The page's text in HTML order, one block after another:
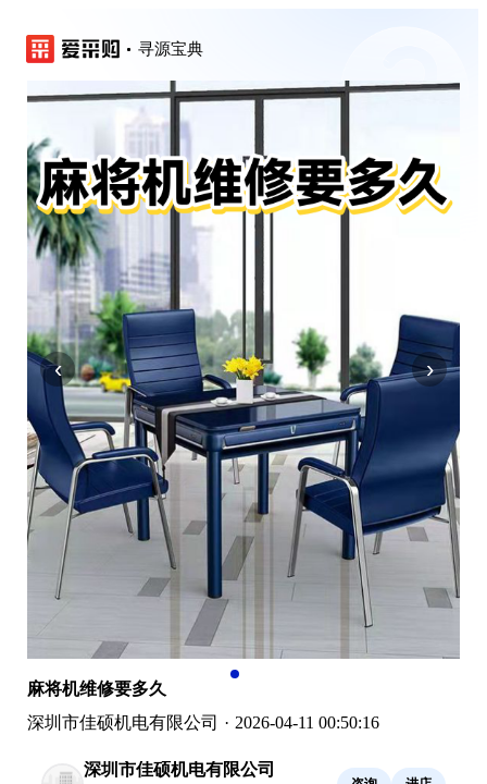
寻源宝典
‹ ›
麻将机维修要多久
深圳市佳硕机电有限公司 · 2026-04-11 00:50:16
深圳市佳硕机电有限公司